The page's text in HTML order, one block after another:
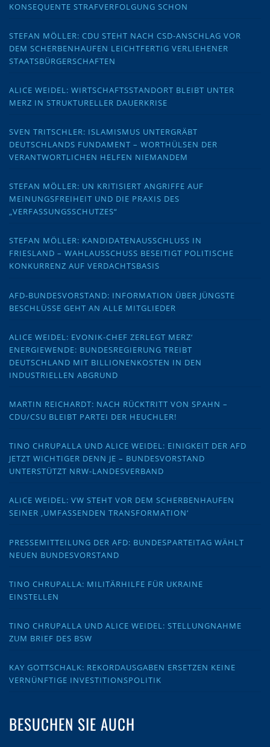
KONSEQUENTE STRAFVERFOLGUNG SCHON
STEFAN MÖLLER: CDU STEHT NACH CSD-ANSCHLAG VOR
DEM SCHERBENHAUFEN LEICHTFERTIG VERLIEHENER
STAATSBÜRGERSCHAFTEN
ALICE WEIDEL: WIRTSCHAFTSSTANDORT BLEIBT UNTER
MERZ IN STRUKTURELLER DAUERKRISE
SVEN TRITSCHLER: ISLAMISMUS UNTERGRÄBT
DEUTSCHLANDS FUNDAMENT – WORTHÜLSEN DER
VERANTWORTLICHEN HELFEN NIEMANDEM
STEFAN MÖLLER: UN KRITISIERT ANGRIFFE AUF
MEINUNGSFREIHEIT UND DIE PRAXIS DES
„VERFASSUNGSSCHUTZES“
STEFAN MÖLLER: KANDIDATENAUSSCHLUSS IN
FRIESLAND – WAHLAUSSCHUSS BESEITIGT POLITISCHE
KONKURRENZ AUF VERDACHTSBASIS
AFD-BUNDESVORSTAND: INFORMATION ÜBER JÜNGSTE
BESCHLÜSSE GEHT AN ALLE MITGLIEDER
ALICE WEIDEL: EVONIK-CHEF ZERLEGT MERZ‘
ENERGIEWENDE: BUNDESREGIERUNG TREIBT
DEUTSCHLAND MIT BILLIONENKOSTEN IN DEN
INDUSTRIELLEN ABGRUND
MARTIN REICHARDT: NACH RÜCKTRITT VON SPAHN –
CDU/CSU BLEIBT PARTEI DER HEUCHLER!
TINO CHRUPALLA UND ALICE WEIDEL: EINIGKEIT DER AFD
JETZT WICHTIGER DENN JE – BUNDESVORSTAND
UNTERSTÜTZT NRW-LANDESVERBAND
ALICE WEIDEL: VW STEHT VOR DEM SCHERBENHAUFEN
SEINER ‚UMFASSENDEN TRANSFORMATION‘
PRESSEMITTEILUNG DER AFD: BUNDESPARTEITAG WÄHLT
NEUEN BUNDESVORSTAND
TINO CHRUPALLA: MILITÄRHILFE FÜR UKRAINE
EINSTELLEN
TINO CHRUPALLA UND ALICE WEIDEL: STELLUNGNAHME
ZUM BRIEF DES BSW
KAY GOTTSCHALK: REKORDAUSGABEN ERSETZEN KEINE
VERNÜNFTIGE INVESTITIONSPOLITIK
BESUCHEN SIE AUCH